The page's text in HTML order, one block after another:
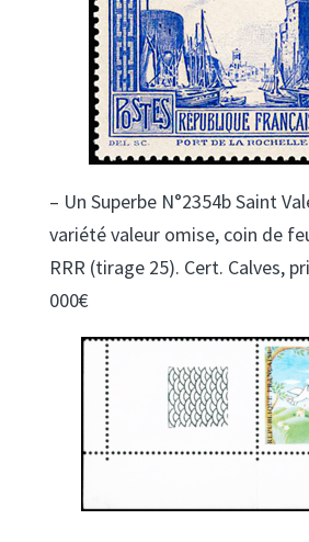
– Un Superbe N°2354b Saint
variété valeur omise, coin de
RRR (tirage 25). Cert. Calves,
000€